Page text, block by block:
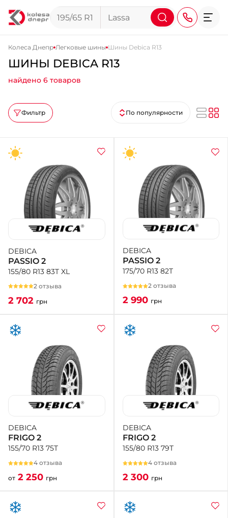
+38 (095) 276-44-44
+38 (067) 911-14-14
- на Щепкина
+38 (098) 911-911-0
- на Тополе
+38 (098) 911-911-4
- на Калиновой
+38 (077) 7-184-184
- Донецкое шоссе
+38 (050)-911-911-2
- Щепкина
+38 (099)-643-33-77
- Тополь
+38 (068)-923-74-19
- Калиновая
Колеса Днепр Легковые шины Шины Debica R13
ШИНЫ DEBICA R13
найдено 6 товаров
Фильтр По популярности
DEBICA
PASSIO 2
155/80 R13 83T XL
2 отзыва
2 702 грн
DEBICA
PASSIO 2
175/70 R13 82T
2 отзыва
2 990 грн
DEBICA
FRIGO 2
155/70 R13 75T
4 отзыва
от 2 250 грн
DEBICA
FRIGO 2
155/80 R13 79T
4 отзыва
2 300 грн